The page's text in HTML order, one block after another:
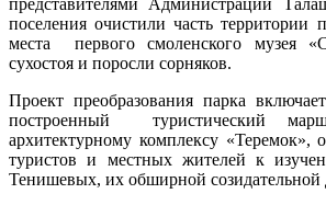
поселения очистили часть территории
места первого смоленского музея
сухостоя и поросли сорняков.
Проект преобразования парка
построенный туристический
архитектурному комплексу «Теремок»,
туристов и местных жителей к
Тенишевых, их обширной созидательной